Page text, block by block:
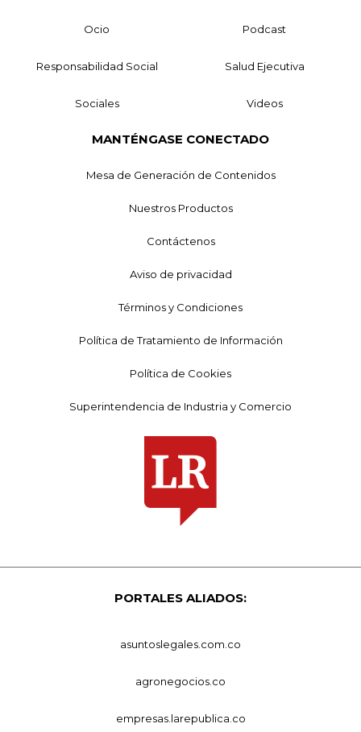
Ocio Podcast
Responsabilidad Social Salud Ejecutiva
Sociales Videos
MANTÉNGASE CONECTADO
Mesa de Generación de Contenidos
Nuestros Productos
Contáctenos
Aviso de privacidad
Términos y Condiciones
Política de Tratamiento de Información
Política de Cookies
Superintendencia de Industria y Comercio
PORTALES ALIADOS:
asuntoslegales.com.co
agronegocios.co
empresas.larepublica.co